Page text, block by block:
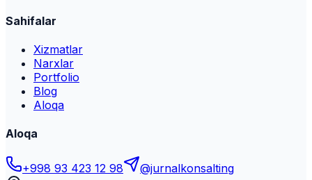
Sahifalar
Xizmatlar
Narxlar
Portfolio
Blog
Aloqa
Aloqa
+998 93 423 12 98 @jurnalkonsalting